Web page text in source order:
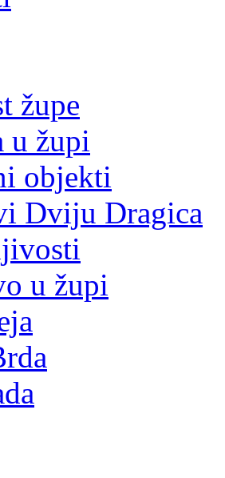
župe
u župi
objekti
Dviju Dragica
u župi